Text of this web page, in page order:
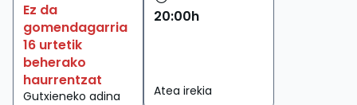
Ez da
gomendagarria
16 urtetik
beherako
haurrentzat
Gutxieneko adina
20:00h
Atea irekia